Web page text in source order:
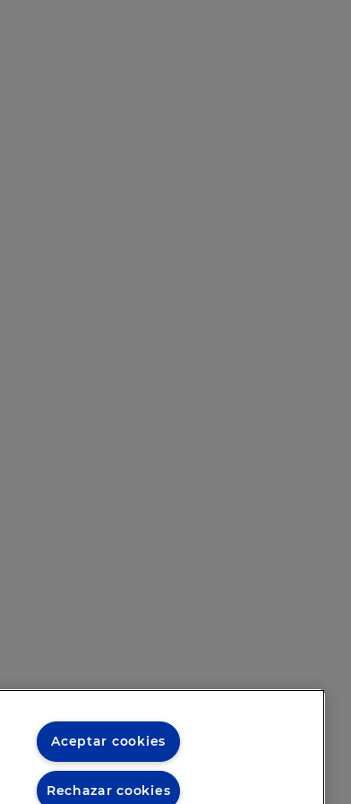
Aceptar cookies
Rechazar cookies